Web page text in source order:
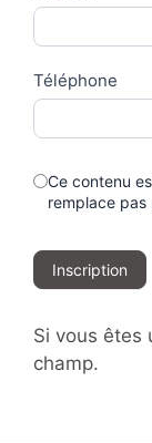
Téléphone
Ce contenu
remplace pas
Inscription
Si vous êtes
champ.